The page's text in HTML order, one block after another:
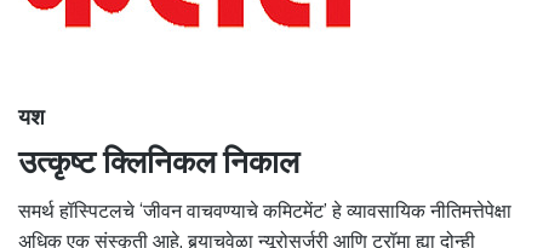
यश
उत्कृष्ट क्लिनिकल निकाल
समर्थ हॉस्पिटलचे ‘जीवन वाचवण्याचे कमिटमेंट’ हे व्यावसायिक नीतिमत्तेपेक्षा
अधिक एक संस्कृती आहे. बर्‍याचवेळा न्यूरोसर्जरी आणि ट्रॉमा ह्या दोन्ही